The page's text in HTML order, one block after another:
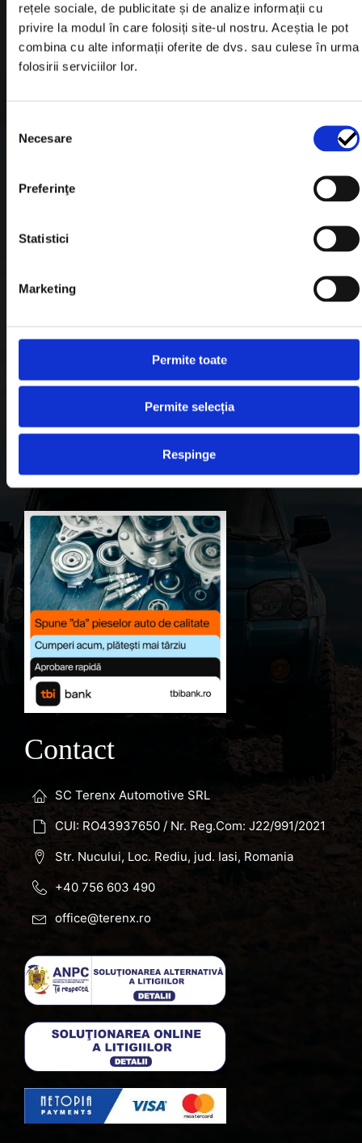
rețele sociale, de publicitate și de analize informații cu
privire la modul în care folosiți site-ul nostru. Aceștia le pot
combina cu alte informații oferite de dvs. sau culese în urma
folosirii serviciilor lor.
consimțământului
Necesare
Preferinţe
Statistici
Marketing
Permite toate
Permite selecția
Respinge
Informatii Livrare
Garantie si Retur
Politica de Cookies
Plata in Rate
Link-uri rapide
Blog
Favorite
Contact
SC Terenx Automotive SRL
CUI: RO43937650 / Nr. Reg.Com: J22/991/2021
Str. Nucului, Loc. Rediu, jud. Iasi, Romania
+40 756 603 490
office@terenx.ro